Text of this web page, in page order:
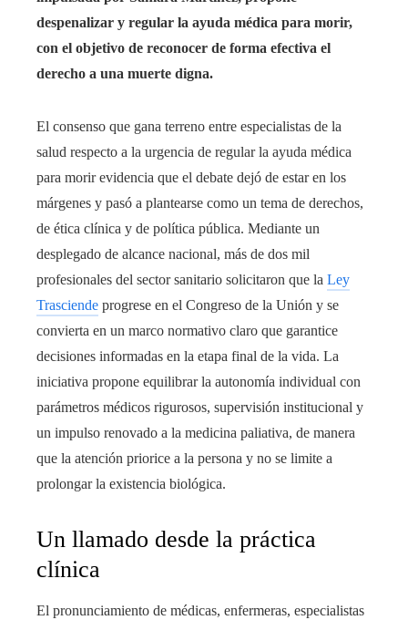
despenalizar y regular la ayuda médica para morir,
con el objetivo de reconocer de forma efectiva el
derecho a una muerte digna.
El consenso que gana terreno entre especialistas de la
salud respecto a la urgencia de regular la ayuda médica
para morir evidencia que el debate dejó de estar en los
márgenes y pasó a plantearse como un tema de derechos,
de ética clínica y de política pública. Mediante un
desplegado de alcance nacional, más de dos mil
profesionales del sector sanitario solicitaron que la Ley
Trasciende progrese en el Congreso de la Unión y se
convierta en un marco normativo claro que garantice
decisiones informadas en la etapa final de la vida. La
iniciativa propone equilibrar la autonomía individual con
parámetros médicos rigurosos, supervisión institucional y
un impulso renovado a la medicina paliativa, de manera
que la atención priorice a la persona y no se limite a
prolongar la existencia biológica.
Un llamado desde la práctica
clínica
El pronunciamiento de médicas, enfermeras, especialistas